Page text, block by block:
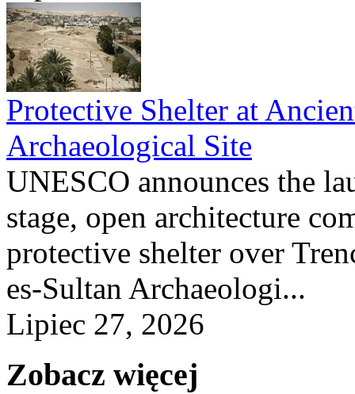
Protective Shelter at
Archaeological Site
UNESCO announces the
stage, open architecture
protective shelter over
es-Sultan Archaeologi...
Lipiec 27, 2026
Zobacz więcej